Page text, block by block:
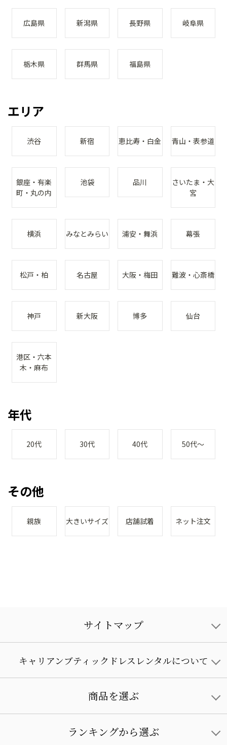
広島県 新潟県 長野県 岐阜県
栃木県 群馬県 福島県
エリア
渋谷 新宿 恵比寿・白金 青山・表参道
銀座・有楽
町・丸の内
池袋 品川
さいたま・大
宮
横浜 みなとみらい 浦安・舞浜 幕張
松戸・柏 名古屋 大阪・梅田 難波・心斎橋
神戸 新大阪 博多 仙台
港区・六本
木・麻布
年代
20代 30代 40代 50代～
その他
親族 大きいサイズ 店舗試着 ネット注文
サイトマップ
キャリアンブティックドレスレンタルについて
商品を選ぶ
ランキングから選ぶ